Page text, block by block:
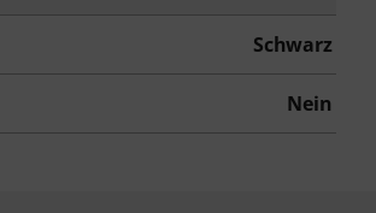
Schwarz
Nein